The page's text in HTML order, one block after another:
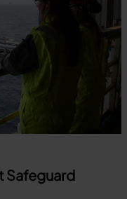
Safeguard